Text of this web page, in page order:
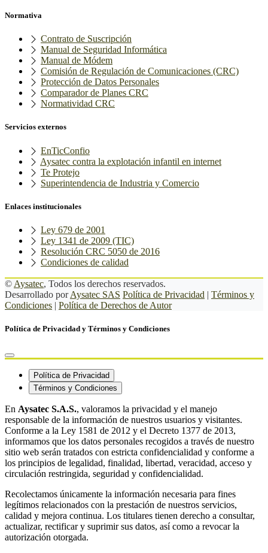
Normativa
Contrato de Suscripción
Manual de Seguridad Informática
Manual de Módem
Comisión de Regulación de Comunicaciones (CRC)
Protección de Datos Personales
Comparador de Planes CRC
Normatividad CRC
Servicios externos
EnTicConfio
Aysatec contra la explotación infantil en internet
Te Protejo
Superintendencia de Industria y Comercio
Enlaces institucionales
Ley 679 de 2001
Ley 1341 de 2009 (TIC)
Resolución CRC 5050 de 2016
Condiciones de calidad
© Aysatec, Todos los derechos reservados.
Desarrollado porAysatec SAS Política de Privacidad | Términos y
Condiciones | Política de Derechos de Autor
Política de Privacidad y Términos y Condiciones
Política de Privacidad
Términos y Condiciones
En Aysatec S.A.S., valoramos la privacidad y el manejo
responsable de la información de nuestros usuarios y visitantes.
Conforme a la Ley 1581 de 2012 y el Decreto 1377 de 2013,
informamos que los datos personales recogidos a través de nuestro
sitio web serán tratados con estricta confidencialidad y conforme a
los principios de legalidad, finalidad, libertad, veracidad, acceso y
circulación restringida, seguridad y confidencialidad.
Recolectamos únicamente la información necesaria para fines
legítimos relacionados con la prestación de nuestros servicios,
calidad y mejora continua. Los titulares tienen derecho a consultar,
actualizar, rectificar y suprimir sus datos, así como a revocar la
autorización otorgada.